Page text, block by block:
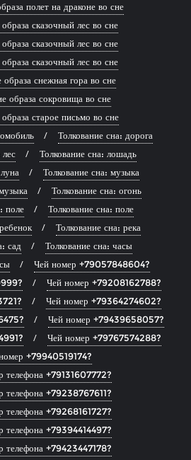
полет на драконе во сне
сказочный лес во сне
сказочный лес во сне
сказочный лес во сне
образа снежная гора во сне
образа сокровища во сне
старое письмо во сне
Толкование сна: дорога
Толкование сна: лошадь
Толкование сна: музыка
Толкование сна: огонь
поле
Толкование сна: поле
Толкование сна: река
сад
Толкование сна: часы
Чей номер +79057848604?
Чей номер +79208162788?
Чей номер +79364274602?
Чей номер +79439658057?
Чей номер +79767574288?
+79940519174?
телефона +79131607772?
телефона +79238767611?
телефона +79268161727?
телефона +79394414497?
телефона +79423447178?